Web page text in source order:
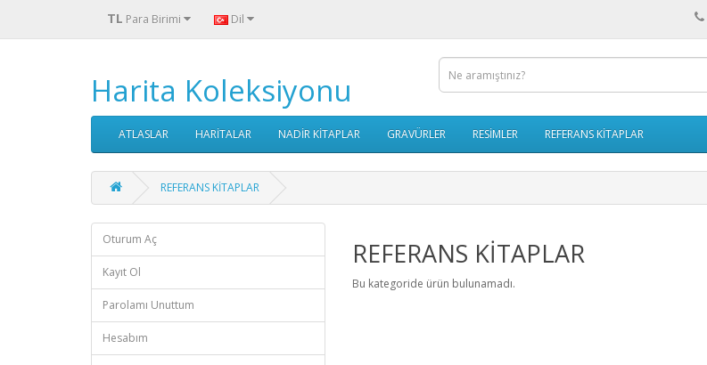
TL Para Birimi Dil
Harita Koleksiyonu
ATLASLAR HARİTALAR NADİR KİTAPLAR GRAVÜRLER RESİMLER REFERANS KİTAPLAR
REFERANS KİTAPLAR
Oturum Aç
Kayıt Ol
Parolamı Unuttum
Hesabım
REFERANS KİTAPLAR
Bu kategoride ürün bulunamadı.